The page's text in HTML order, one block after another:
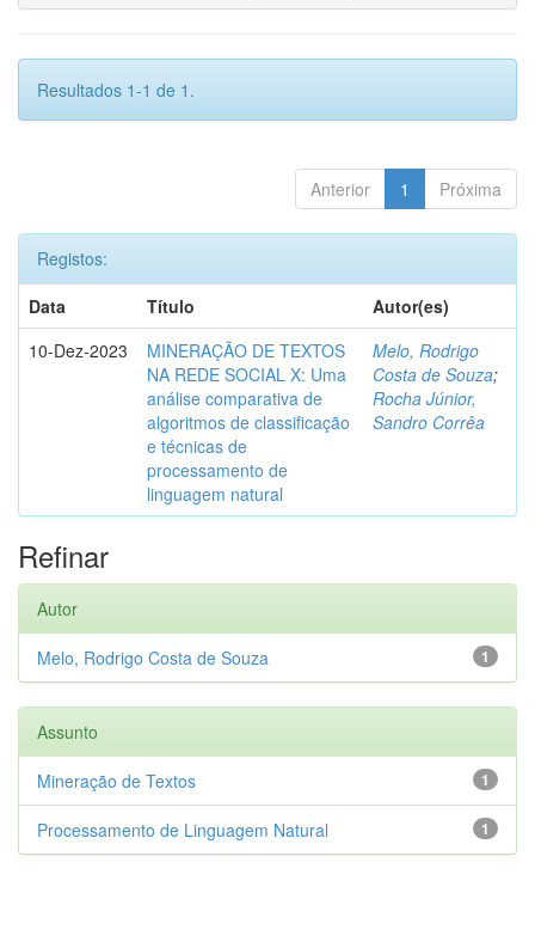
Resultados 1-1 de 1.
Anterior 1 Próxima
Registos:
Data
Título
Autor(es)
10-Dez-2023
MINERAÇÃO DE TEXTOS
NA REDE SOCIAL X: Uma
análise comparativa de
algoritmos de classificação
e técnicas de
processamento de
linguagem natural
Melo, Rodrigo
Costa de Souza;
Rocha Júnior,
Sandro Corrêa
Refinar
Autor
1
Melo, Rodrigo Costa de Souza
Assunto
1
Mineração de Textos
1
Processamento de Linguagem Natural